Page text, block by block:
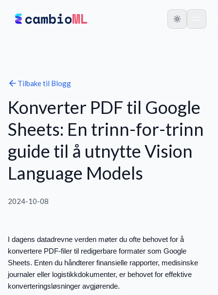
Tilbake til Blogg
Konverter PDF til Google
Sheets: En trinn-for-trinn
guide til å utnytte Vision
Language Models
2024-10-08
I dagens datadrevne verden møter du ofte behovet for å
konvertere PDF-filer til redigerbare formater som Google
Sheets. Enten du håndterer finansielle rapporter, medisinske
journaler eller logistikkdokumenter, er behovet for effektive
konverteringsløsninger avgjørende.